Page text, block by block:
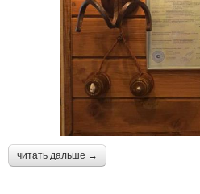
читать дальше →